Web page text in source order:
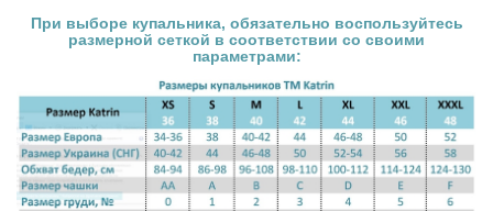
При выборе купальника, обязательно воспользуйтесь
размерной сеткой в соответствии со своими
параметрами: